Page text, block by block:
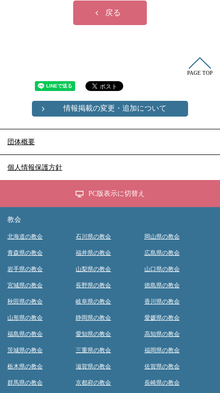
戻る
PAGE TOP
情報掲載の変更・追加について
団体概要
個人情報保護方針
PC版表示に切替え
教会
北海道の教会
青森県の教会
岩手県の教会
宮城県の教会
秋田県の教会
山形県の教会
福島県の教会
茨城県の教会
栃木県の教会
群馬県の教会
石川県の教会
福井県の教会
山梨県の教会
長野県の教会
岐阜県の教会
静岡県の教会
愛知県の教会
三重県の教会
滋賀県の教会
京都府の教会
岡山県の教会
広島県の教会
山口県の教会
徳島県の教会
香川県の教会
愛媛県の教会
高知県の教会
福岡県の教会
佐賀県の教会
長崎県の教会